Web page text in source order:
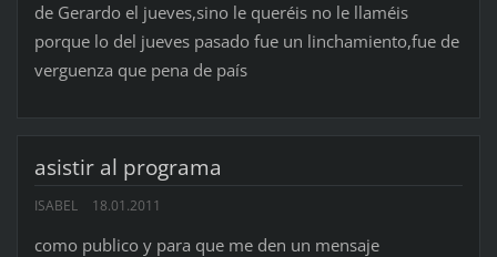
de Gerardo el jueves,sino le queréis no le llaméis
porque lo del jueves pasado fue un linchamiento,fue de
verguenza que pena de país
asistir al programa
ISABEL 18.01.2011
como publico y para que me den un mensaje